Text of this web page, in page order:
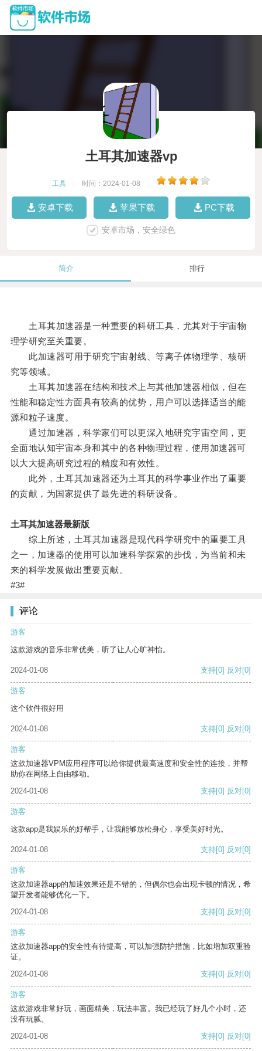
土耳其加速器vp
工具 时间：2024-01-08
安卓下载 苹果下载 PC下载
安卓市场，安全绿色
简介 排行
土耳其加速器是一种重要的科研工具，尤其对于宇宙物
理学研究至关重要。
此加速器可用于研究宇宙射线、等离子体物理学、核研
究等领域。
土耳其加速器在结构和技术上与其他加速器相似，但在
性能和稳定性方面具有较高的优势，用户可以选择适当的能
源和粒子速度。
通过加速器，科学家们可以更深入地研究宇宙空间，更
全面地认知宇宙本身和其中的各种物理过程，使用加速器可
以大大提高研究过程的精度和有效性。
此外，土耳其加速器还为土耳其的科学事业作出了重要
的贡献，为国家提供了最先进的科研设备。
土耳其加速器最新版
综上所述，土耳其加速器是现代科学研究中的重要工具
之一，加速器的使用可以加速科学探索的步伐，为当前和未
来的科学发展做出重要贡献。
#3#
评论
游客
这款游戏的音乐非常优美，听了让人心旷神怡。
2024-01-08 支持[0] 反对[0]
游客
这个软件很好用
2024-01-08 支持[0] 反对[0]
游客
这款加速器VPM应用程序可以给你提供最高速度和安全性的连接，并帮
助你在网络上自由移动。
2024-01-08
支持[0] 反对[0]
游客
这款app是我娱乐的好帮手，让我能够放松身心，享受美好时光。
2024-01-08 支持[0] 反对[0]
游客
这款加速器app的加速效果还是不错的，但偶尔也会出现卡顿的情况，希
望开发者能够优化一下。
2024-01-08
支持[0] 反对[0]
游客
这款加速器app的安全性有待提高，可以加强防护措施，比如增加双重验
证。
2024-01-08
支持[0] 反对[0]
游客
这款游戏非常好玩，画面精美，玩法丰富。我已经玩了好几个小时，还
没有玩腻。
2024-01-08
支持[0] 反对[0]